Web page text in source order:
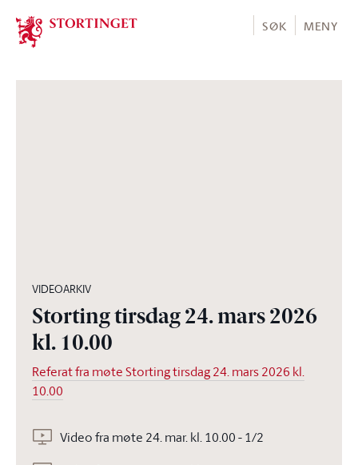
Stortinget.no
SØK MENY
VIDEOARKIV
Storting tirsdag 24. mars 2026
kl. 10.00
Referat fra møte Storting tirsdag 24. mars 2026 kl.
10.00
Video fra møte 24. mar. kl. 10.00 - 1/2